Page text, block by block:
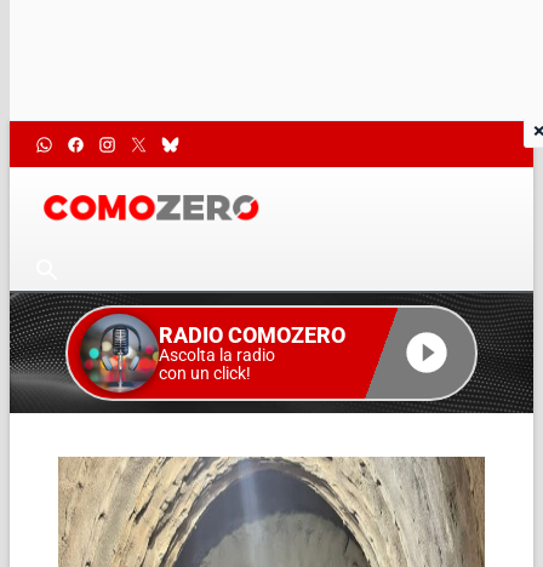
RADIO COMOZERO
Ascolta la radio
con un click!